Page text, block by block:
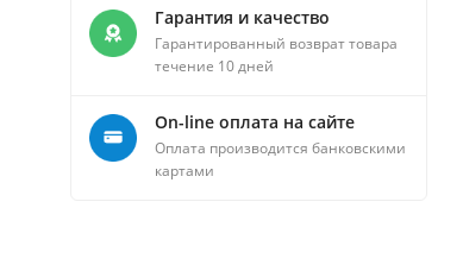
Гарантия и качество
Гарантированный возврат товара
течение 10 дней
On-line оплата на сайте
Оплата производится банковскими
картами